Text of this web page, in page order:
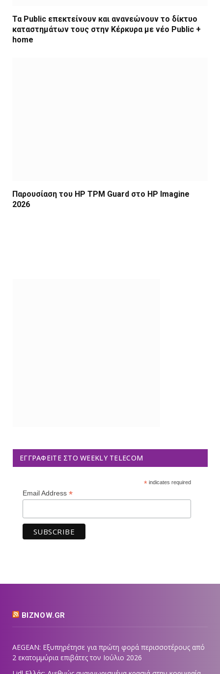
Τα Public επεκτείνουν και ανανεώνουν το δίκτυο
καταστημάτων τους στην Κέρκυρα με νέο Public +
home
Παρουσίαση του HP TPM Guard στο HP Imagine
2026
ΕΓΓΡΑΦΕΊΤΕ ΣΤΟ WEEKLY TELECOM
*indicates required
Email Address *
BIZNOW.GR
AEGEAN: Εξυπηρέτησε για πρώτη φορά περισσοτέρους από
2 εκατομμύρια επιβάτες τον Ιούλιο 2026